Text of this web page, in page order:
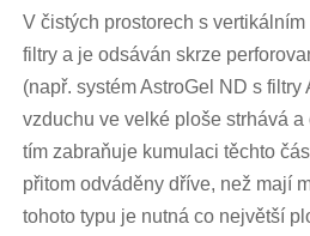
V čistých prostorech s
filtry a je odsáván skrze
(např. systém AstroGel ND s
vzduchu ve velké ploše strhává
tím zabraňuje kumulaci těchto
přitom odváděny dříve, než mají
tohoto typu je nutná co největší